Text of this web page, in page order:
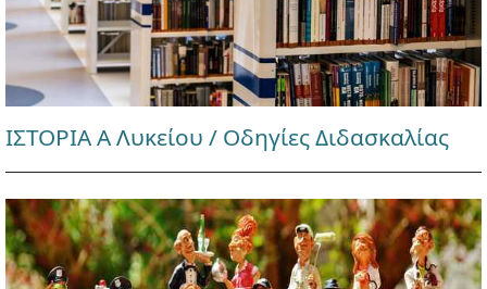
ΙΣΤΟΡΙΑ Α Λυκείου / Οδηγίες Διδασκαλίας